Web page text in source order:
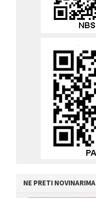
NE PRETI NOVINARIMA